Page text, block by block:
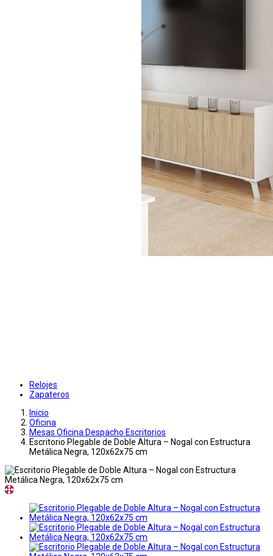
Relojes
Zapateros
Inicio
Oficina
Mesas Oficina Despacho Escritorios
Escritorio Plegable de Doble Altura – Nogal con Estructura
Metálica Negra, 120x62x75 cm